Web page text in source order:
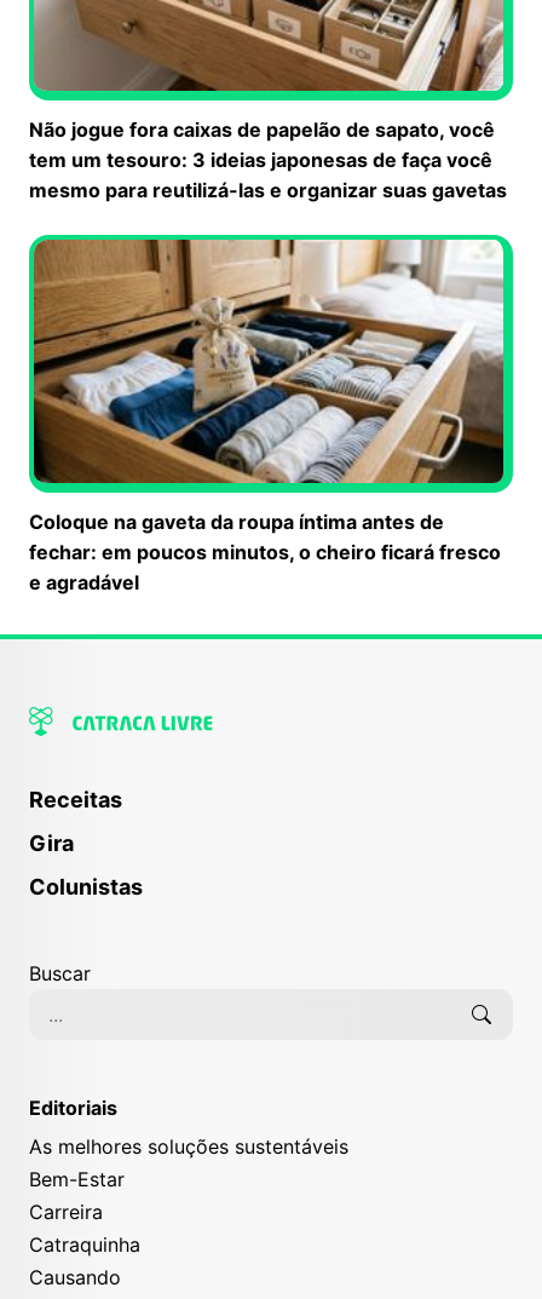
Não jogue fora caixas de papelão de sapato, você
tem um tesouro: 3 ideias japonesas de faça você
mesmo para reutilizá-las e organizar suas gavetas
Coloque na gaveta da roupa íntima antes de
fechar: em poucos minutos, o cheiro ficará fresco
e agradável
Receitas
Gira
Colunistas
Buscar
Editoriais
As melhores soluções sustentáveis
Bem-Estar
Carreira
Catraquinha
Causando